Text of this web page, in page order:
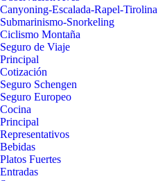
Canyoning-Escalada-Rapel-Tirolina
Submarinismo-Snorkeling
Ciclismo Montaña
Seguro de Viaje
Principal
Cotización
Seguro Schengen
Seguro Europeo
Cocina
Principal
Representativos
Bebidas
Platos Fuertes
Entradas